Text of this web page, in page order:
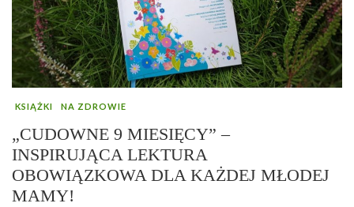
KSIĄŻKI NA ZDROWIE
„CUDOWNE 9 MIESIĘCY” –
INSPIRUJĄCA LEKTURA
OBOWIĄZKOWA DLA KAŻDEJ MŁODEJ
MAMY!